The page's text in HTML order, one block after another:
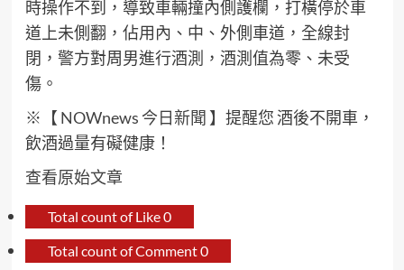
時操作不到，導致車輛撞內側護欄，打橫停於車
道上未側翻，佔用內、中、外側車道，全線封
閉，警方對周男進行酒測，酒測值為零、未受
傷。
※ 【 NOWnews 今日新聞 】 提醒您 酒後不開車，
飲酒過量有礙健康！
查看原始文章
Total count of Like0
Total count of Comment0